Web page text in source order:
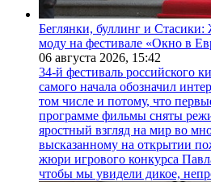
Беглянки, буллинг и Стасики:
моду на фестивале «Окно в
06 августа 2026, 15:42
34-й фестиваль российского
самого начала обозначил
том числе и потому, что
программе фильмы сняты
яростный взгляд на мир во
высказанному на открытии
жюри игрового конкурса
чтобы мы увидели дикое,